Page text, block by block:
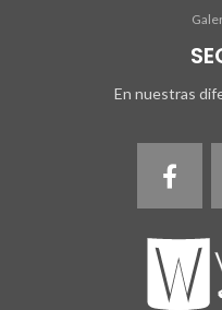
En nuestras